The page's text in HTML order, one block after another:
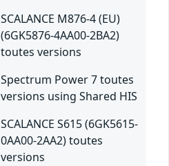
SCALANCE M876-4 (EU)
(6GK5876-4AA00-2BA2)
toutes versions
Spectrum Power 7 toutes
versions using Shared HIS
SCALANCE S615 (6GK5615-
0AA00-2AA2) toutes
versions